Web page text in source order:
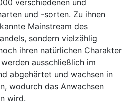
verschiedenen und
und -sorten. Zu ihnen
Mainstream des
sondern vielzählig
ihren natürlichen Charakter
ausschließlich im
abgehärtet und wachsen in
wodurch das Anwachsen
wird.